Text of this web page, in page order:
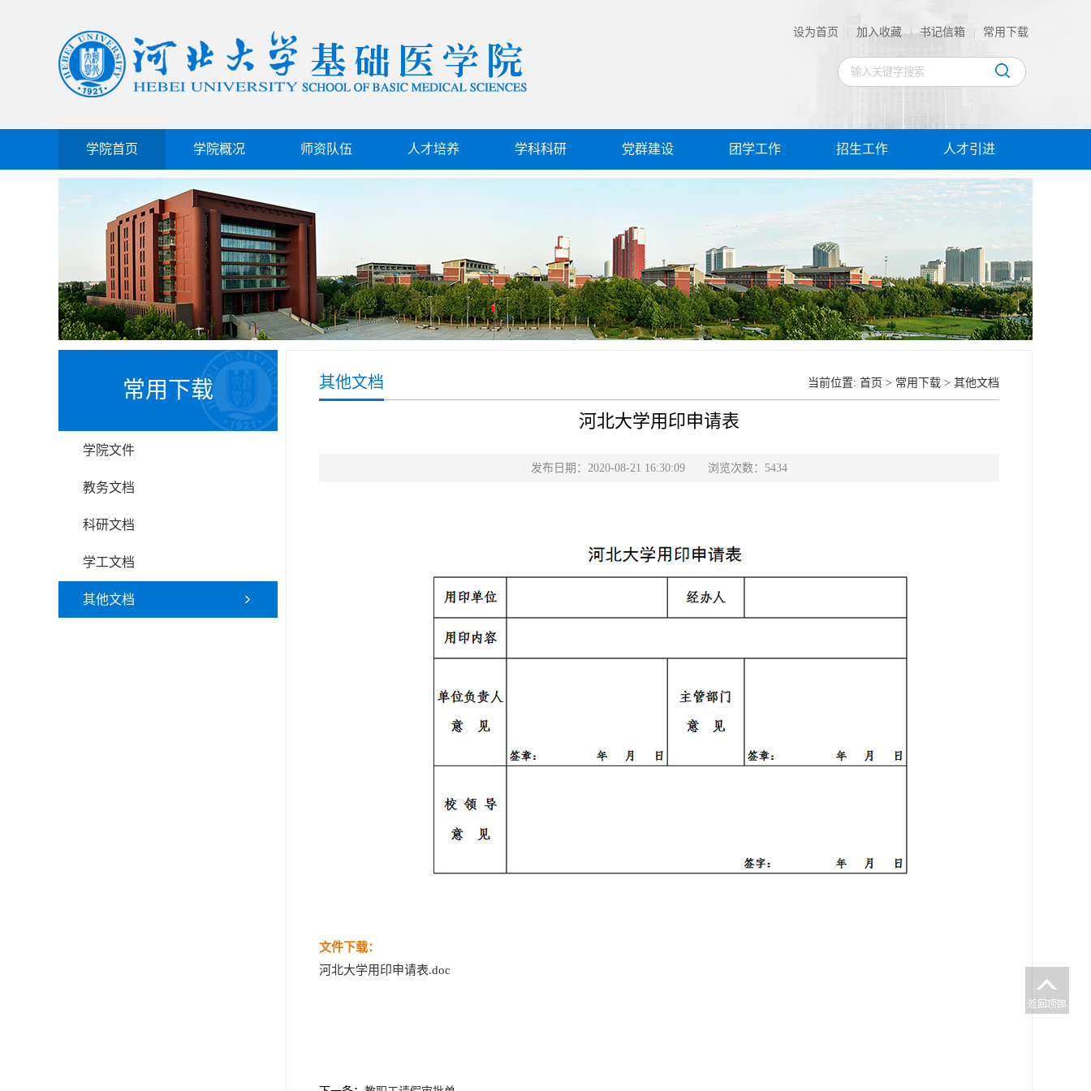
设为首页 加入收藏 书记信箱 常用下载
学院首页 学院概况 师资队伍 人才培养 学科科研 党群建设 团学工作 招生工作 人才引进
常用下载
学院文件
教务文档
科研文档
学工文档
其他文档
其他文档 当前位置: 首页 > 常用下载 > 其他文档
河北大学用印申请表
发布日期：2020-08-21 16:30:09 浏览次数： 5434
文件下载：
河北大学用印申请表.doc